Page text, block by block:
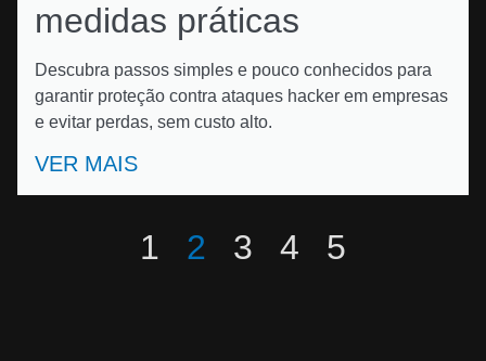
medidas práticas
Descubra passos simples e pouco conhecidos para
garantir proteção contra ataques hacker em empresas
e evitar perdas, sem custo alto.
VER MAIS
1 2 3 4 5